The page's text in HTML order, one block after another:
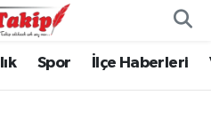
Spor İlçe Haberleri